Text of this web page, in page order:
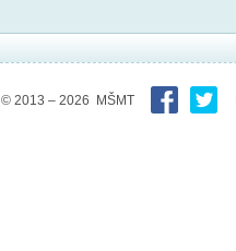
© 2013 – 2026 MŠMT